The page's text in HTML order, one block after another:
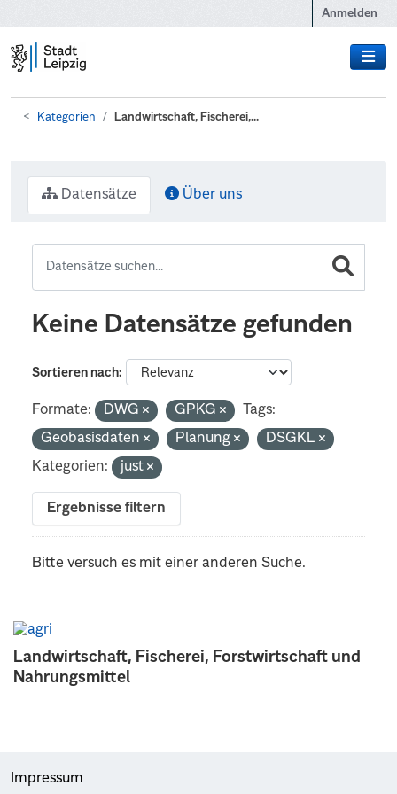
Anmelden
Kategorien Landwirtschaft, Fischerei,...
Landwirtschaft, Fischerei, Forstwirtschaft und
Nahrungsmittel
Datensätze Über uns
Keine Datensätze gefunden
Sortieren nach
Formate: DWG GPKG
Tags:
Geobasisdaten
Planung
DSGKL
Kategorien:
just
Ergebnisse filtern
Bitte versuch es mit einer anderen Suche.
Impressum